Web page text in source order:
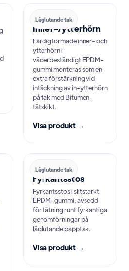
Låglutande tak
EPDM
Inner-/ytterhörn
Färdigformade inner- och
ytterhörn i
väderbeständigt EPDM-
gummi monteras som en
extra förstärkning vid
intäckning av in-ytterhörn
på tak med Bitumen-
tätskikt.
Visa produkt →
Låglutande tak
EPDM-
Fyrkantsstos
Fyrkantsstos i slitstarkt
EPDM-gummi, avsedd
för tätning runt fyrkantiga
genomförningar på
låglutande papptak.
Visa produkt →